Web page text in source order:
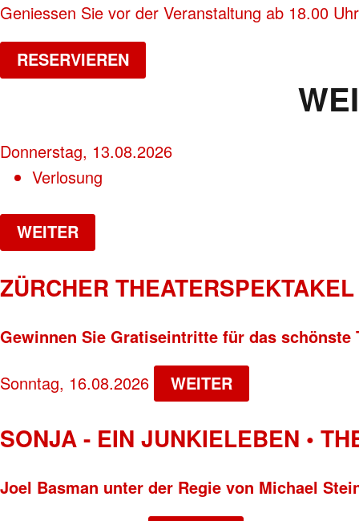
Geniessen Sie vor der Veranstaltung ab 18.00
RESERVIEREN
Donnerstag, 13.08.2026
Verlosung
WEITER
ZÜRCHER
Gewinnen Sie Gratiseintritte für das
Sonntag, 16.08.2026 WEITER
SONJA - EIN JUNKIELEBEN •
Joel Basman unter der Regie von Michael